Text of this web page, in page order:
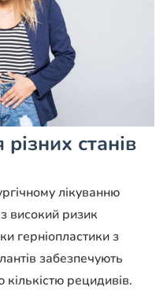
станів
лікуванню
високий ризик
герніопластики з
забезпечують
кількістю рецидивів.